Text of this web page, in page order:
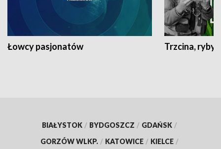
Łowcy pasjonatów Trzcina, ryby
BIAŁYSTOK / BYDGOSZCZ / GDAŃSK /
GORZÓW WLKP. / KATOWICE / KIELCE /